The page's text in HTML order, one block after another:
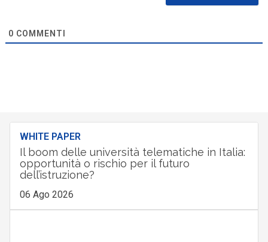
0 COMMENTI
WHITE PAPER
Il boom delle università telematiche in Italia:
opportunità o rischio per il futuro
dell’istruzione?
06 Ago 2026